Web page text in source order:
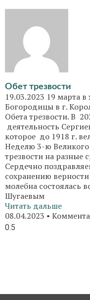
Обет трезвости
19.03.2023 19 марта
Богородицы в г.
Обета трезвости. В
деятельность
которое до 1918 г.
Неделю 3-ю Великого
трезвости на разные
Сердечно
сохранению
молебна состоялась
Шугаевым
Читать дальше
08.04.2023